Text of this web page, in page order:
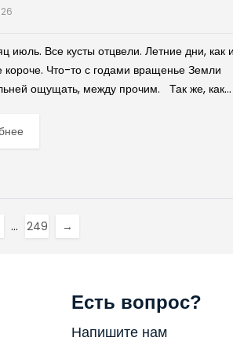
июль. Все кусты отцвели. Летние дни, как и
короче. Что-то с годами вращенье Земли
ощущать, между прочим. Так же, как...
… 249 →
Есть вопрос?
Напишите нам